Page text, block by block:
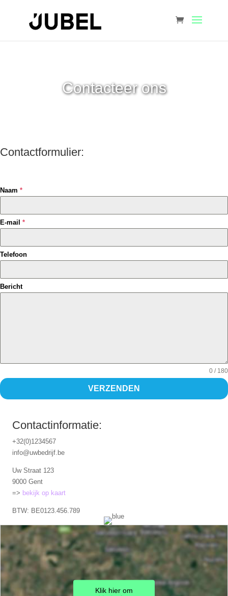
Contacteer ons
Contactformulier:
Naam *
E-mail *
Telefoon
Bericht
0 / 180
VERZENDEN
Contactinformatie:
+32(0)1234567
info@uwbedrijf.be
Uw Straat 123
9000 Gent
=> bekijk op kaart
BTW: BE0123.456.789
Klik hier om